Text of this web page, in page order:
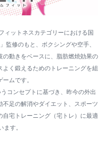
ィットネスカテゴリーにおける国
監修のもと、ボクシングや空手、
動きをベースに、脂肪燃焼効果の
く鍛えるためのトレーニングを組
ムです。
コンセプトに基づき、昨今の外出
足の解消やダイエット、スポーツ
宅トレーニング（宅トレ）に最適
す。